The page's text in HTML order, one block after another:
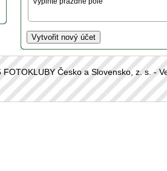
FOTOKLUBY Česko a Slovensko, z. s. -